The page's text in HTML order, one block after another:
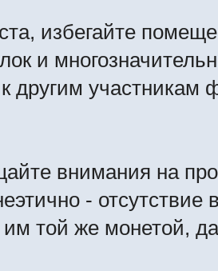
избегайте
и
другим
внимания на
- отсутствие
им той же монетой,